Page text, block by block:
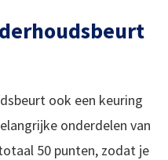
ook een keuring
onderdelen van
50 punten, zodat je